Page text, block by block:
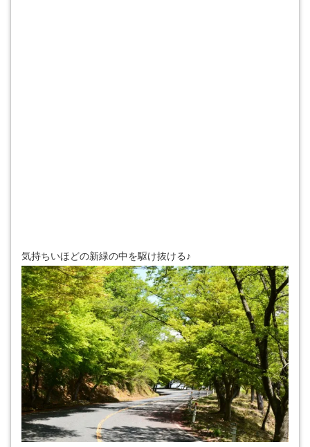
気持ちいほどの新緑の中を駆け抜ける♪